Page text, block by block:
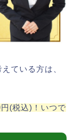
ている方は、
(税込)！いつで